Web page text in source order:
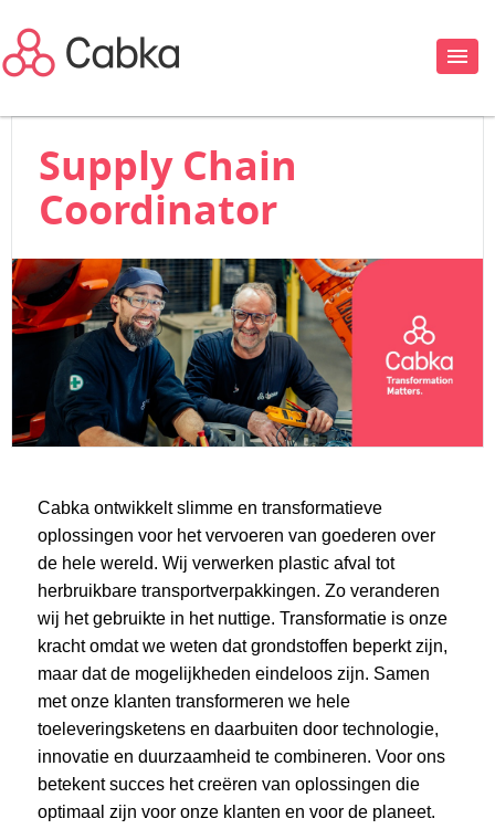
Supply Chain
Coordinator
Cabka ontwikkelt slimme en transformatieve
oplossingen voor het vervoeren van goederen over
de hele wereld. Wij verwerken plastic afval tot
herbruikbare transportverpakkingen. Zo veranderen
wij het gebruikte in het nuttige. Transformatie is onze
kracht omdat we weten dat grondstoffen beperkt zijn,
maar dat de mogelijkheden eindeloos zijn. Samen
met onze klanten transformeren we hele
toeleveringsketens en daarbuiten door technologie,
innovatie en duurzaamheid te combineren. Voor ons
betekent succes het creëren van oplossingen die
optimaal zijn voor onze klanten en voor de planeet.